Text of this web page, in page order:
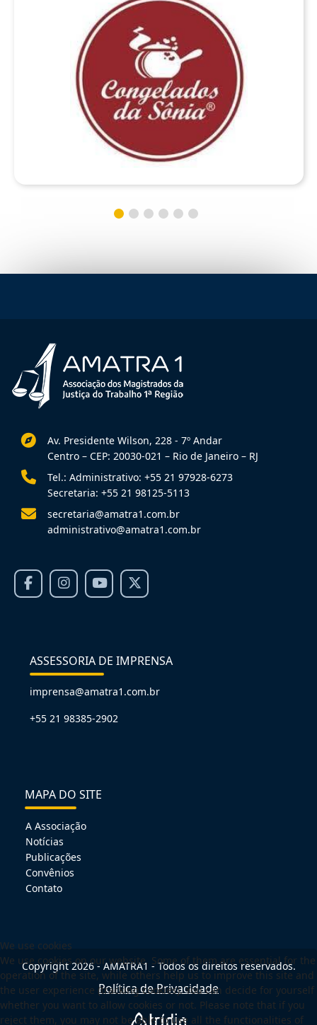
Av. Presidente Wilson, 228 - 7º Andar
Centro – CEP: 20030-021 – Rio de Janeiro – RJ
Tel.: Administrativo: +55 21 97928-6273
Secretaria: +55 21 98125-5113
secretaria@amatra1.com.br
administrativo@amatra1.com.br
ASSESSORIA DE IMPRENSA
imprensa@amatra1.com.br
+55 21 98385-2902
MAPA DO SITE
A Associação
Notícias
Publicações
Convênios
Contato
Copyright 2026 - AMATRA1 - Todos os direitos reservados.
Política de Privacidade
We use cookies
We use cookies on our website. Some of them are essential for the
operation of the site, while others help us to improve this site and
the user experience (tracking cookies). You can decide for yourself
whether you want to allow cookies or not. Please note that if you
reject them, you may not be able to use all the functionalities of